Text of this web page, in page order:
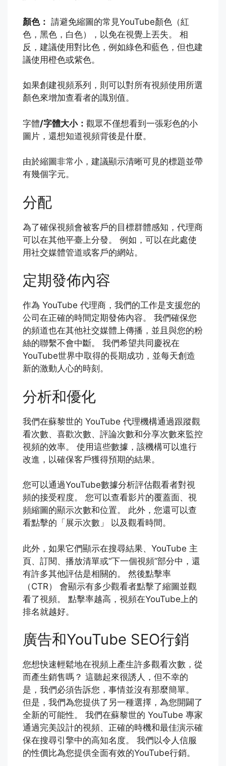
顏色： 請避免縮圖的常見YouTube顏色（紅
色，黑色，白色），以免在視覺上丟失。 相
反，建議使用對比色，例如綠色和藍色，但也建
議使用橙色或紫色。
如果創建視頻系列，則可以對所有視頻使用所選
顏色來增加查看者的識別值。
字體/字體大小： 觀眾不僅想看到一張彩色的小
圖片，還想知道視頻背後是什麼。
由於縮圖非常小，建議顯示清晰可見的標題並帶
有幾個字元。
分配
為了確保視頻會被客戶的目標群體感知，代理商
可以在其他平臺上分發。 例如，可以在此處使
用社交媒體管道或客戶的網站。
定期發佈內容
作為 YouTube 代理商，我們的工作是支援您的
公司在正確的時間定期發佈內容。 我們確保您
的頻道也在其他社交媒體上傳播，並且與您的粉
絲的聯繫不會中斷。 我們希望共同慶祝在
YouTube世界中取得的長期成功，並每天創造
新的激動人心的時刻。
分析和優化
我們在蘇黎世的 YouTube 代理機構通過跟蹤觀
看次數、喜歡次數、評論次數和分享次數來監控
視頻的效率。 使用這些數據，該機構可以進行
改進，以確保客戶獲得預期的結果。
您可以通過YouTube數據分析評估觀看者對視
頻的接受程度。 您可以查看影片的覆蓋面、視
頻縮圖的顯示次數和位置。 此外，您還可以查
看點擊的「展示次數」 以及觀看時間。
此外，如果它們顯示在搜尋結果、YouTube 主
頁、訂閱、播放清單或“下一個視頻”部分中，還
有許多其他評估是相關的。 然後點擊率
（CTR） 會顯示有多少觀看者點擊了縮圖並觀
看了視頻。 點擊率越高，視頻在YouTube上的
排名就越好。
廣告和YouTube SEO行銷
您想快速輕鬆地在視頻上產生許多觀看次數，從
而產生銷售嗎？ 這聽起來很誘人，但不幸的
是，我們必須告訴您，事情並沒有那麼簡單。
但是，我們為您提供了另一種選擇，為您開闢了
全新的可能性。 我們在蘇黎世的 YouTube 專家
通過完美設計的視頻、正確的時機和最佳演示確
保在搜尋引擎中的高知名度。 我們以令人信服
的性價比為您提供全面有效的YouTube行銷。